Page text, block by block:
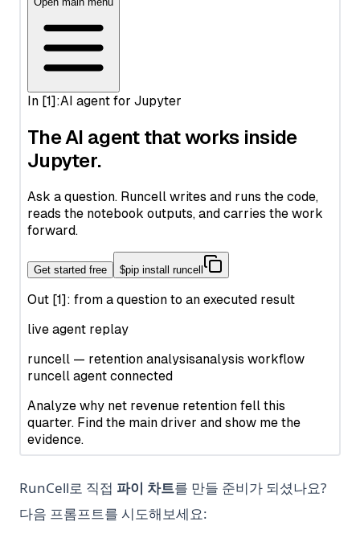
Grok Xai
best-llm-for-coding
clustering-visualization
codex-vs-claude-code-skills
customer-hosted-looker
data-visualization-oil-and-gas-industry
distributed-database-vs-database-plus
dynamic-data-visualization
google-drive-analytics
Tokens
Mastering the Art: How to Use ChatGPT Without Login
Maximizing the Use of OpenAI - A Detailed Guide on How
Offline ChatGPT: Your Personal AI Chat Companion
Offline ChatGPT: 언제 어디서나 당신의 개인 AI 체팅 도우미
OpenAI o1의 빠른 리뷰
OpenAI를 최대한 활용하는 방법 - OpenAI 사용 상세 가이드
OpenChat AI: GPT-3로 구동하는 대화형 인공지능의 미래
OpenChat AI: The Future of Conversational AI Powered by
GPT-3
OpenLLM: Easily Take Control of Large Language Models
OpenLLM: 큰 언어 모델 쉽게 제어하기
OpenLLaMA: LLaMA 큰 언어 모델의 오픈 소스 재현
OpenLLaMA: The Open-Source Reproduction of LLaMA
Large Language Model
Orca 13B: the New Open Source Rival for GPT-4 from
Orca 13B: 마이크로소프트의 GPT-4 새로운 오픈소스 라이벌
Personalized GPT: How to Find Tune Your Own GPT Model
Pandas에서 DataFrame.loc을 사용하여 데이터에 액세스 및 조
작하는 방법
Pandas에서 빈 DataFrame 만드는 방법
Pandas에서 키 오류(Key Errors) 해결하는 방법: 자세한 가이드
Pandas에서 히스토그램 만들기: 단계별 가이드
Python Vector Database: The Best Databases and Tools for
Spatial Data and Generative AI
Python 벡터 데이터베이스: 공간 데이터와 생성형 AI를 위한 최
고의 데이터베이스와 도구
Sorting Pandas DataFrame by Index
Unpacking Lists in Pandas Columns: Comprehensive Guide
pandas-fillna
pandas-query
데이터 분석을 위한 Pandas Shift 메소드 사용 방법: 포괄적인 가
시계열 분석 마스터하기: Pandas Resample 사용 방법
파이썬에서 딕셔너리를 데이터프레임으로 변환하는 방법 | 판다
판다 Pandas의 to_datetime 함수를 사용하여 데이터 처리하기
판다스 2.0: 알아야 할 새로운 기능
Python Not Equal Operator (!=): Complete Guide with
Examples
Python Notebooks: The Perfect Guide for Data Science
Beginners
Python Pathlib: The Modern Guide to File Path Handling
Python Pi 가이드: 튜토리얼, 예제, 그리고 최적의 방법
Packaging Guide
Python Poetry: 현대적인 의존성 관리 및 패키징 가이드
Effective Data Analysis
Samples
Python Random: 난수, 선택, 샘플 생성하기
Python Regex: The Complete Guide to Regular Expressions
in Python
Python Requests Library: Complete Guide to HTTP Requests
in Python
Python Requests 라이브러리: Python에서 HTTP 요청을 위한
Python Reverse Range 사용 방법: 쉬운 가이드
Python SQLite3 Tutorial: Complete Guide to SQLite
RunCell로 직접 파이 차트를 만들 준비가 되셨나요?
다음 프롬프트를 시도해보세요: